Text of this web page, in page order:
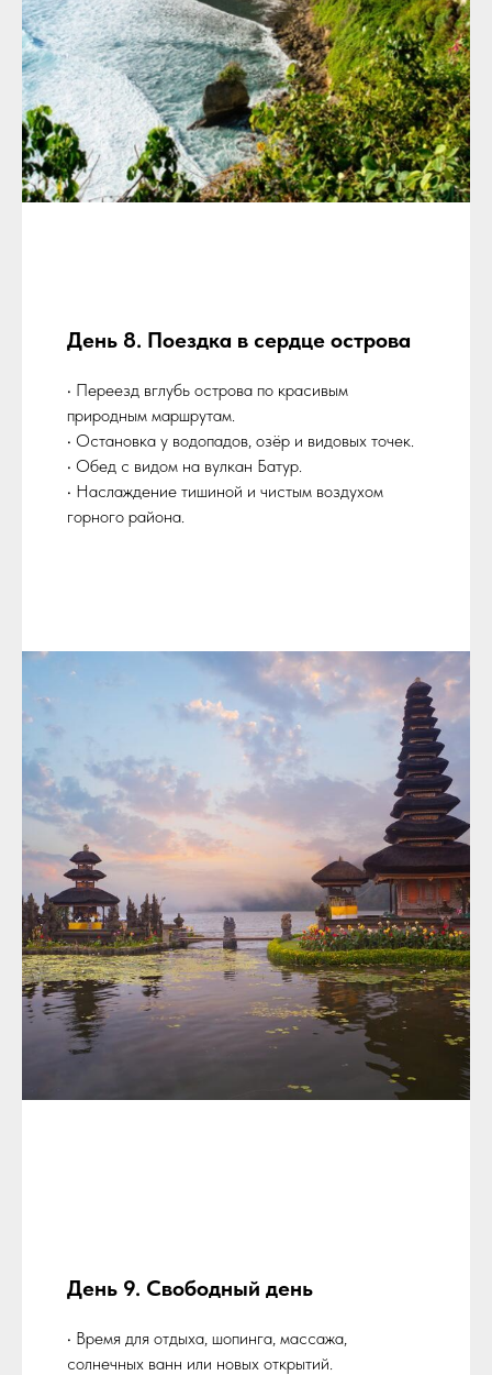
День 8. Поездка в сердце острова
• Переезд вглубь острова по красивым
природным маршрутам.
• Остановка у водопадов, озёр и видовых точек.
• Обед с видом на вулкан Батур.
• Наслаждение тишиной и чистым воздухом
горного района.
День 9. Свободный день
• Время для отдыха, шопинга, массажа,
солнечных ванн или новых открытий.